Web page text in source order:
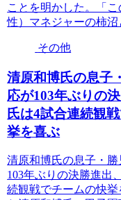
ことを明かした。「
性）マネジャーの柿沼
その他
清原和博氏の息子
応が103年ぶりの
氏は4試合連続観
挙を喜ぶ
清原和博氏の息子・
103年ぶりの決勝進出
続観戦でチームの快